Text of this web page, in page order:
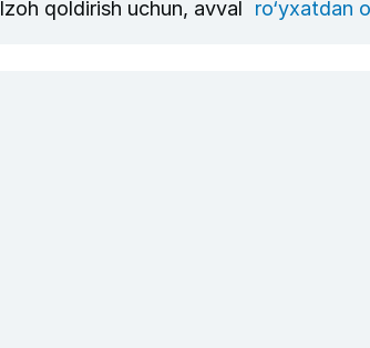
Izoh qoldirish uchun, avval ro‘yxatdan